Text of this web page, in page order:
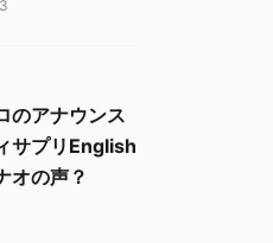
のアナウンス
サプリEnglish
オの声？